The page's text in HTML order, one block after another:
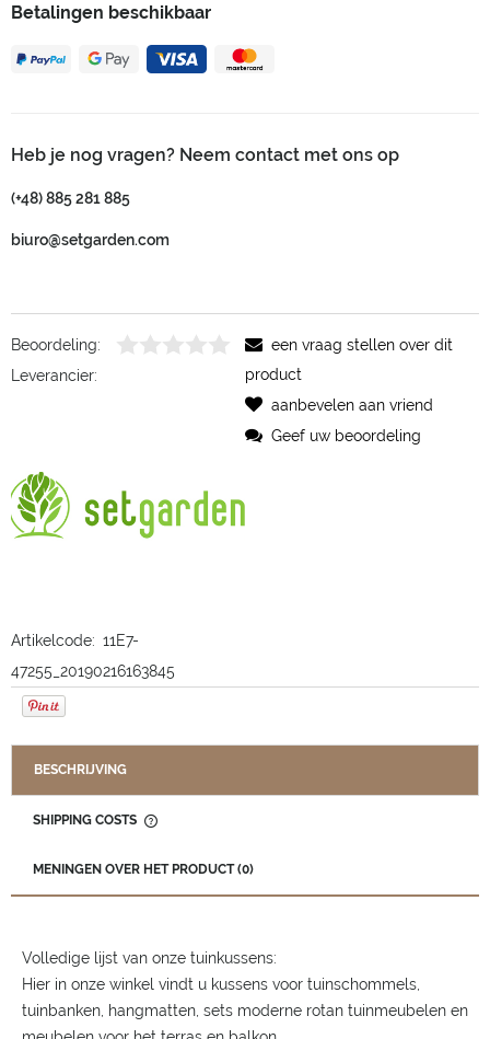
Betalingen beschikbaar
Heb je nog vragen? Neem contact met ons op
(+48) 885 281 885
biuro@setgarden.com
Beoordeling:
Leverancier:
Artikelcode: 11E7-
47255_20190216163845
een vraag stellen over dit
product
aanbevelen aan vriend
Geef uw beoordeling
BESCHRIJVING
SHIPPING COSTS
MENINGEN OVER HET PRODUCT (0)
Volledige lijst van onze tuinkussens:
Hier in onze winkel vindt u kussens voor tuinschommels,
tuinbanken, hangmatten, sets moderne rotan tuinmeubelen en